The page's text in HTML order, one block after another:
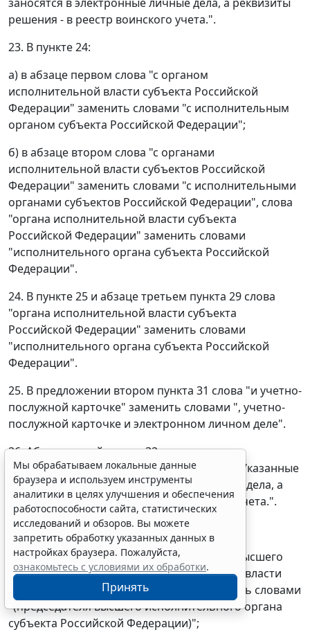
решения - в реестр воинского учета.".
23. В пункте 24:
а) в абзаце первом слова "с органом
исполнительной власти субъекта Российской
Федерации" заменить словами "с исполнительным
органом субъекта Российской Федерации";
б) в абзаце втором слова "с органами
исполнительной власти субъектов Российской
Федерации" заменить словами "с исполнительными
органами субъектов Российской Федерации", слова
"органа исполнительной власти субъекта
Российской Федерации" заменить словами
"исполнительного органа субъекта Российской
Федерации".
24. В пункте 25 и абзаце третьем пункта 29 слова
"органа исполнительной власти субъекта
Российской Федерации" заменить словами
"исполнительного органа субъекта Российской
Федерации".
25. В предложении втором пункта 31 слова "и учетно-
послужной карточке" заменить словами ", учетно-
послужной карточке и электронном личном деле".
26. Абзац первый пункта 32 дополнить
предложением следующего содержания: "Указанные
сведения заносятся в электронные личные дела, а
реквизиты решения - в реестр воинского учета.".
27. В пункте 33:
а) в абзаце первом слова "(руководителя высшего
исполнительного органа государственной власти
субъекта Российской Федерации)" заменить словами
"(председателя высшего исполнительного органа
субъекта Российской Федерации)";
Мы обрабатываем локальные данные
браузера и используем инструменты
аналитики в целях улучшения и обеспечения
работоспособности сайта, статистических
исследований и обзоров. Вы можете
запретить обработку указанных данных в
настройках браузера. Пожалуйста,
ознакомьтесь с условиями их обработки.
Принять